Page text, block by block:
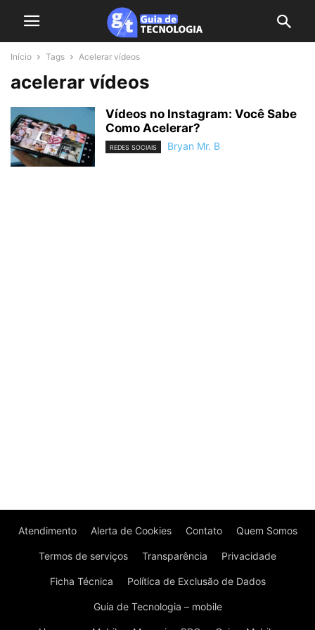
Início Tags Acelerar vídeos
acelerar vídeos
Vídeos no Instagram: Você Sabe
Como Acelerar?
REDES SOCIAIS Bryan Mr. B
Atendimento Alerta de Cookies Contato Quem Somos
Termos de serviços Transparência Privacidade
Ficha Técnica Política de Exclusão de Dados
Guia de Tecnologia – mobile